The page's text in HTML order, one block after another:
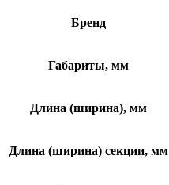
Бренд
Габариты, мм
Длина (ширина), мм
Длина (ширина) секции, мм